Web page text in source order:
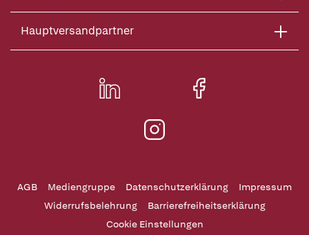
Hauptversandpartner
AGB Mediengruppe Datenschutzerklärung
Impressum
Widerrufsbelehrung
Barrierefreiheitserklärung
Cookie Einstellungen